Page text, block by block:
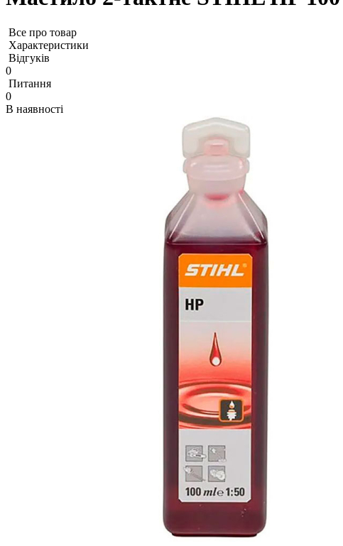
Все про товар
Характеристики
Відгуків
0
Питання
0
В наявності